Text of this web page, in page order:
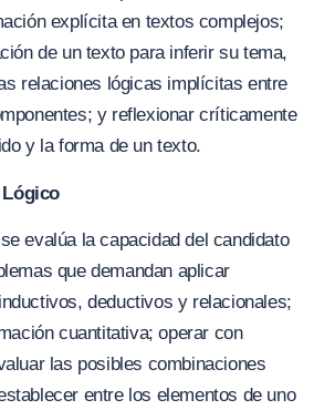
explícita en textos complejos;
de un texto para inferir su tema,
relaciones lógicas implícitas entre
y reflexionar críticamente
y la forma de un texto.
evalúa la capacidad del candidato
que demandan aplicar
deductivos y relacionales;
cuantitativa; operar con
las posibles combinaciones
entre los elementos de uno